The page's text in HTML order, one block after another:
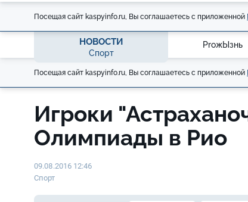
Посещая сайт kaspyinfo.ru, Вы соглашаетесь с приложенной
НОВОСТИ
Спорт
ProжЫзнь
Посещая сайт kaspyinfo.ru, Вы соглашаетесь с приложенной
Игроки
Олимпиады в Рио
09.08.2016 12:46
Спорт